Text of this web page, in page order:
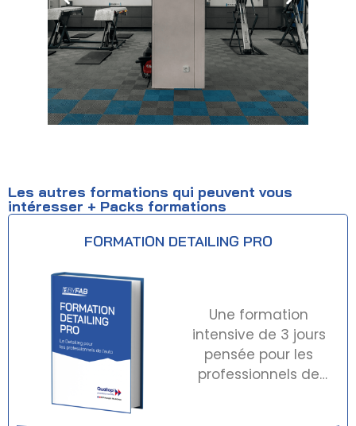
Les autres formations qui peuvent vous
intéresser + Packs formations
FORMATION DETAILING PRO
Une formation
intensive de 3 jours
pensée pour les
professionnels de